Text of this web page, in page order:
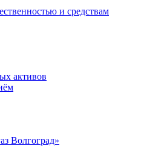
и средствам
активов